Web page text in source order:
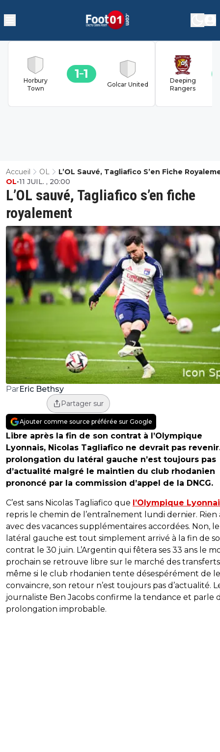
Horbury
Town
1 1
Golcar United
Deeping
Rangers
Accueil OL L’OL Sauvé, Tagliafico S’en Fiche
L’OL sauvé, Tagliafico s’en fiche
royalement
OL•11 JUIL. , 20:00
ParEric Bethsy
Partager sur
Ajouter comme source préférée sur Google
Libre après la fin de son contrat à l’Olympique
Lyonnais, Nicolas Tagliafico ne devrait pas
prolongation du latéral gauche n’est toujours pas
d’actualité malgré le maintien du club rhodanien
prononcé par la commission d’appel de la DNCG.
C’est sans Nicolas Tagliafico que l’Olympique
repris le chemin de l’entraînement lundi dernier. Rien
avec des vacances supplémentaires accordées. Non, le
latéral gauche est tout simplement arrivé à la fin de
contrat le 30 juin. L’Argentin qui fêtera ses 33 ans le
prochain se retrouve libre sur le marché des
même si le club rhodanien tente désespérément de le
convaincre, son retour n’est toujours pas d’actualité.
journaliste Ben Jacobs confirme la tendance et parle
prolongation improbable.